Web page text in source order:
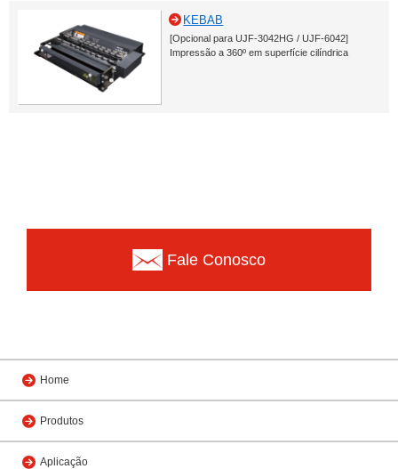
KEBAB
[Opcional para UJF-3042HG / UJF-6042]
Impressão a 360º em superfície cilíndrica
Fale Conosco
Home
Produtos
Aplicação